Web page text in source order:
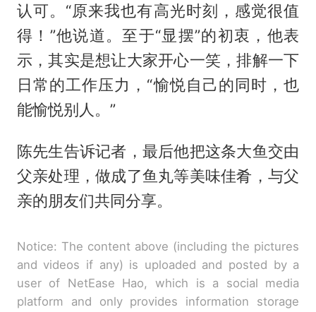
认可。“原来我也有高光时刻，感觉很值
得！”他说道。至于“显摆”的初衷，他表
示，其实是想让大家开心一笑，排解一下
日常的工作压力，“愉悦自己的同时，也
能愉悦别人。”
陈先生告诉记者，最后他把这条大鱼交由
父亲处理，做成了鱼丸等美味佳肴，与父
亲的朋友们共同分享。
Notice: The content above (including the pictures
and videos if any) is uploaded and posted by a
user of NetEase Hao, which is a social media
platform and only provides information storage